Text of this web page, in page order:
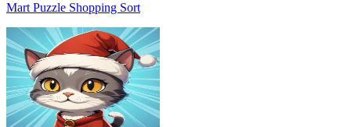
Mart Puzzle Shopping Sort